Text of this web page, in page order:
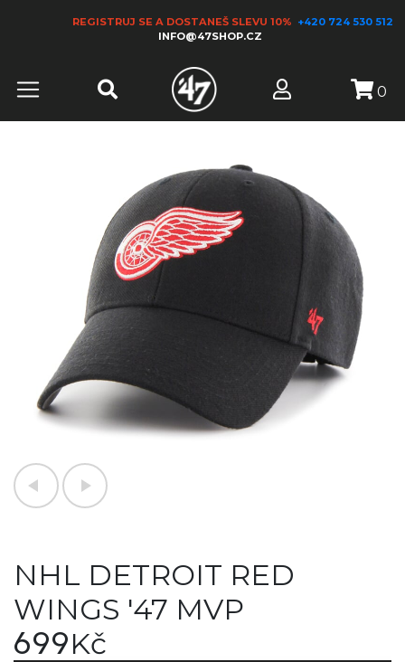
REGISTRUJ SE A DOSTANEŠ SLEVU 10% +420 724 530 512
INFO@47SHOP.CZ
0
NHL DETROIT RED
WINGS '47 MVP
699Kč